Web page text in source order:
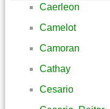
Caerleon
Camelot
Camoran
Cathay
Cesario